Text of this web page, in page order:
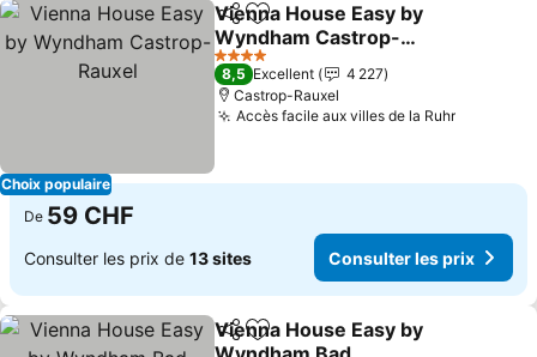
Choix populaire
PartagerAjouter à mes favoris
Vienna House Easy by
Wyndham Castrop-
Rauxel
Consulter les prix
4 Étoiles
8,5 Excellent
4 227
Castrop-Rauxel
Accès facile aux villes de la Ruhr
De 59 CHF
Consulter les prix de 13 sites Consulter les prix
PartagerAjouter à mes favoris
Vienna House Easy by